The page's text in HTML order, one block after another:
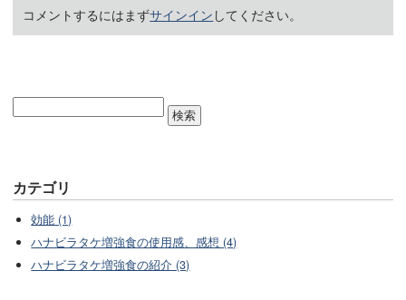
コメントするにはまずサインイン してください。
カテゴリ
効能 (1)
ハナビラタケ増強食の使用感、感想 (4)
ハナビラタケ増強食の紹介 (3)